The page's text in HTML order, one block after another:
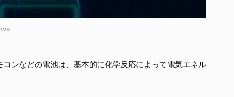
ンなどの電池は、基本的に化学反応によって電気エネル